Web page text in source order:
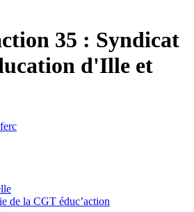
35 : Syndicat
d'Ille et
de la CGT éduc’action